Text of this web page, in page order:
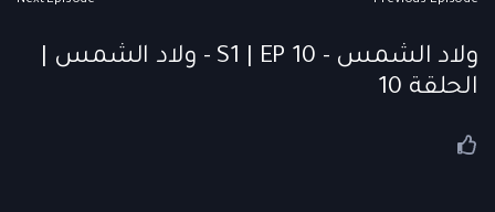
ولاد الشمس - S1 | EP 10 - ولاد الشمس |
الحلقة 10